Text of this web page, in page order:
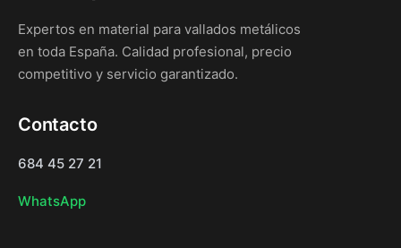
Expertos en material para vallados metálicos
en toda España. Calidad profesional, precio
competitivo y servicio garantizado.
Contacto
684 45 27 21
WhatsApp